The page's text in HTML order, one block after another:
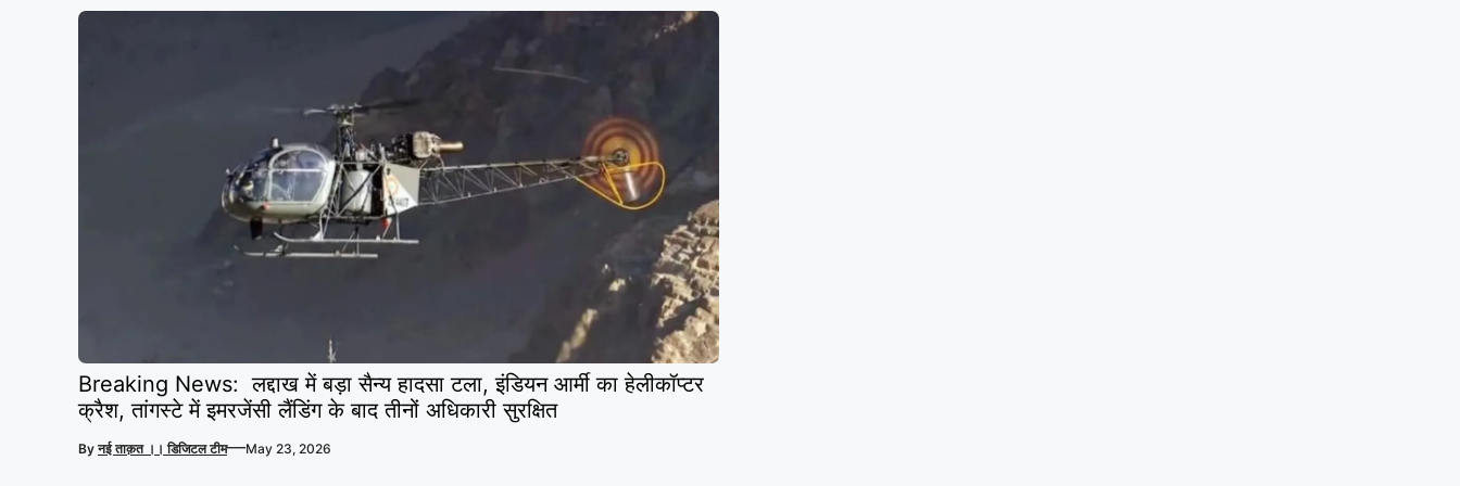
Breaking News: लद्दाख में बड़ा सैन्य हादसा टला, इंडियन आर्मी का हेलीकॉप्टर
क्रैश, तांगस्टे में इमरजेंसी लैंडिंग के बाद तीनों अधिकारी सुरक्षित
Byनई ताक़त ।। डिजिटल टीम—May 23, 2026